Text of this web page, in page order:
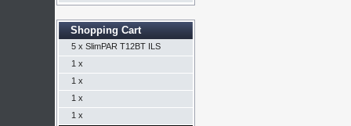
Shopping Cart
5 x SlimPAR T12BT ILS
1 x
1 x
1 x
1 x